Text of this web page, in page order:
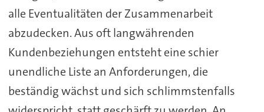
alle Eventualitäten der Zusammenarbeit
abzudecken. Aus oft langwährenden
Kundenbeziehungen entsteht eine schier
unendliche Liste an Anforderungen, die
beständig wächst und sich schlimmstenfalls